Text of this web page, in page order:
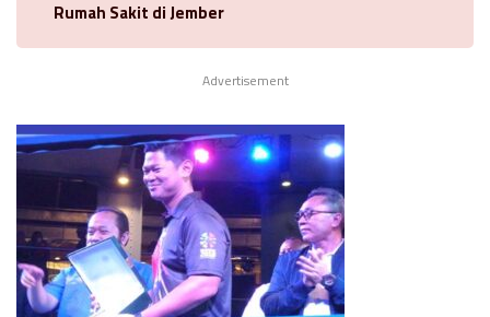
Rumah Sakit di Jember
Advertisement